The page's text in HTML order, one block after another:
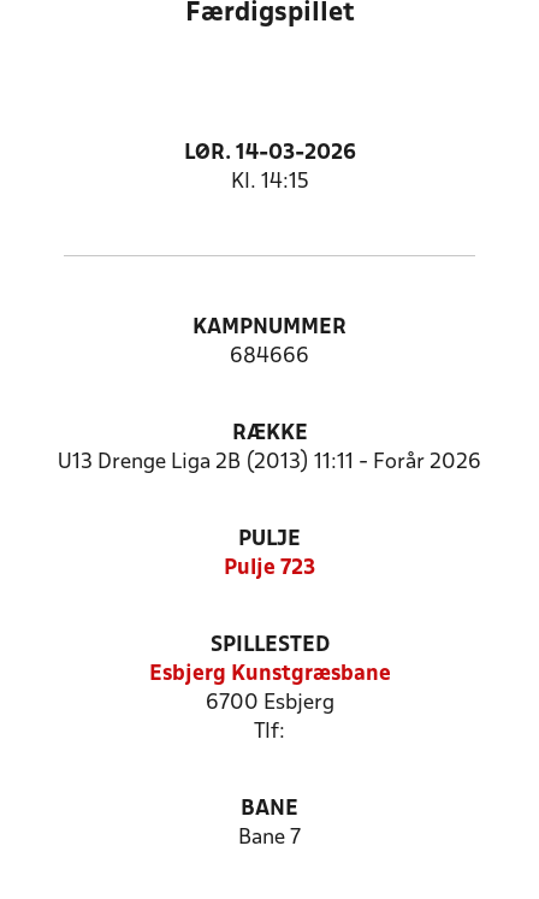
Færdigspillet
LØR. 14-03-2026
Kl. 14:15
KAMPNUMMER
684666
RÆKKE
U13 Drenge Liga 2B (2013) 11:11 - Forår 2026
PULJE
Pulje 723
SPILLESTED
Esbjerg Kunstgræsbane
6700 Esbjerg
Tlf:
BANE
Bane 7